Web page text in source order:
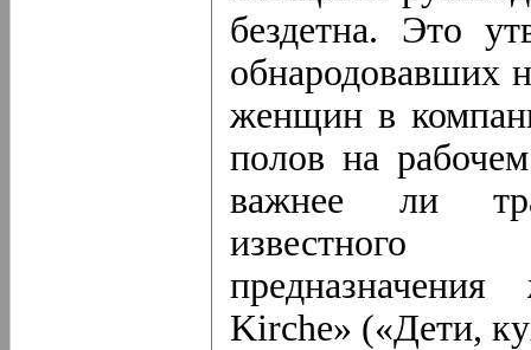
бездетна. Это
обнародовавших
женщин в
полов на
важнее ли
Kirche» («Дети,